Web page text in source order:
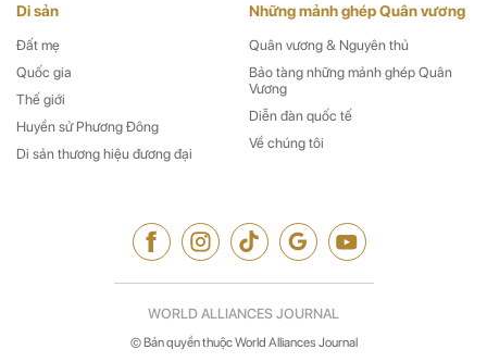
Di sản
Đất mẹ
Quốc gia
Thế giới
Huyền sử Phương Đông
Di sản thương hiệu đương đại
Những mảnh ghép Quân vương
Quân vương & Nguyên thủ
Bảo tàng những mảnh ghép Quân
Vương
Diễn đàn quốc tế
Về chúng tôi
WORLD ALLIANCES JOURNAL
© Bản quyền thuộc World Alliances Journal